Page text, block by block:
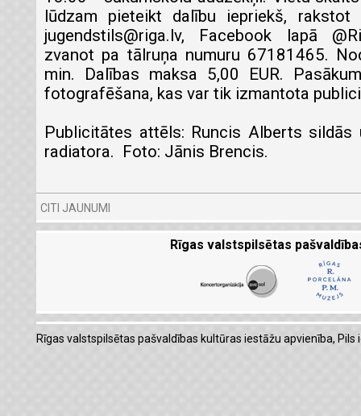
lūdzam pieteikt dalību iepriekš, rakstot
jugendstils@riga.lv, Facebook lapā
zvanot pa tālruņa numuru 67181465.
min. Dalības maksa 5,00 EUR.
fotografēšana, kas var tik izmantota
Publicitātes attēls: Runcis Alberts sildās
radiatora. Foto: Jānis Brencis.
CITI JAUNUMI
Rīgas valstspilsētas
Rīgas valstspilsētas pašvaldības kultūras iestāžu apvienība,